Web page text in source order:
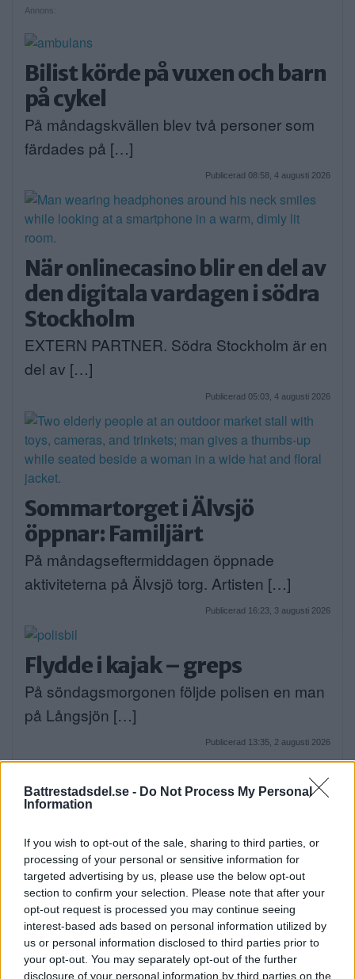
Battrestadsdel.se - Do Not Process My Personal
Information
If you wish to opt-out of the sale, sharing to third parties, or
processing of your personal or sensitive information for
targeted advertising by us, please use the below opt-out
section to confirm your selection. Please note that after your
opt-out request is processed you may continue seeing
interest-based ads based on personal information utilized by
us or personal information disclosed to third parties prior to
your opt-out. You may separately opt-out of the further
disclosure of your personal information by third parties on the
Annons:
Bilist körde på vuxen och barn
på cykel
På måndagskvällen blev två personer som
färdades på […]
Publicerad 08:58, 4 augusti 2026
När onlinecasino blir en del av
den digitala vardagen i södra
Stockholm
EXTERN PARTNER. Södra Stockholm är en
del av […]
Publicerad 05:03, 4 augusti 2026
Sommartorget i Älvsjö
öppnar: Familjärt
På måndagseftermiddagen öppnade
aktiviteterna på Älvsjö torg. Artisten […]
Publicerad 16:23, 3 augusti 2026
Flydde i kajak – greps
På söndagsmorgonen följde polisen en man
på Långsjön […]
Publicerad 13:35, 2 augusti 2026
Annons: